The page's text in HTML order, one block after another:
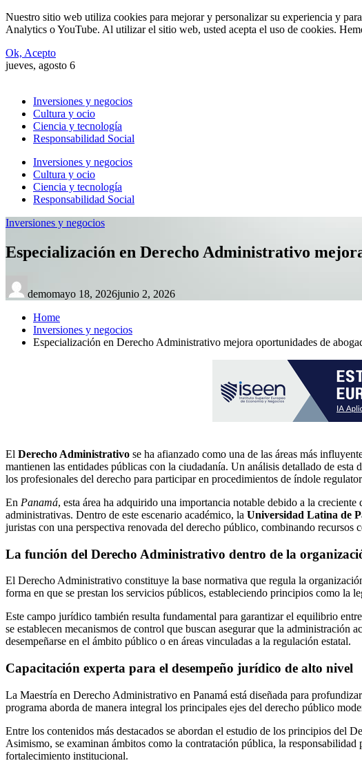
Nuestro sitio web utiliza cookies para mejorar y personalizar su experiencia y
Analytics o YouTube. Al utilizar el sitio web, usted acepta el uso de cookies.
Ok, Acepto
jueves, agosto 6
Inversiones y negocios
Cultura y ocio
Ciencia y tecnología
Responsabilidad Social
Inversiones y negocios
Cultura y ocio
Ciencia y tecnología
Responsabilidad Social
Inversiones y negocios
Especialización en Derecho Administrativo
demomayo 18, 2026junio 2, 2026
Home
Inversiones y negocios
Especialización en Derecho Administrativo mejora oportunidades de
El Derecho Administrativo se ha afianzado como una de las áreas más
mantienen las entidades públicas con la ciudadanía. Un análisis detallado de
los profesionales del derecho para participar en procedimientos de índole
En Panamá, esta área ha adquirido una importancia notable debido a la
administrativas. Dentro de este escenario académico, la Universidad Latina de
juristas con una perspectiva renovada del derecho público, combinando recursos
La función del Derecho Administrativo dentro de la
El Derecho Administrativo constituye la base normativa que regula la
forma en que se prestan los servicios públicos, estableciendo principios como la
Este campo jurídico también resulta fundamental para garantizar el equilibrio
se establecen mecanismos de control que buscan asegurar que la administración
desempeñarse en el ámbito público o en áreas vinculadas a la regulación estatal.
Capacitación experta para el desempeño jurídico de alto nivel
La Maestría en Derecho Administrativo en Panamá está diseñada para
programa aborda de manera integral los principales ejes del derecho público
Entre los contenidos más destacados se abordan el estudio de los principios del
Asimismo, se examinan ámbitos como la contratación pública, la
fortalecimiento institucional.